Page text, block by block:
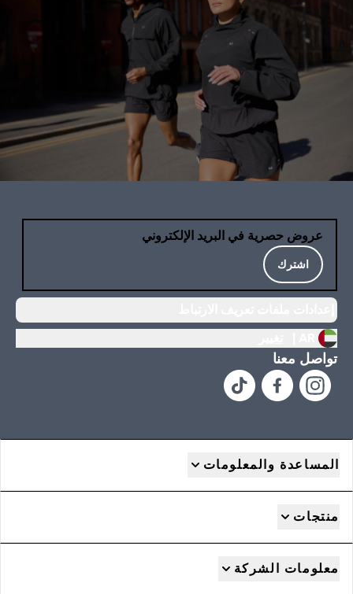
عروض حصرية في البريد الإلكتروني
اشترك
تواصل معنا
المساعدة والمعلومات
منتجات
معلومات الشركة